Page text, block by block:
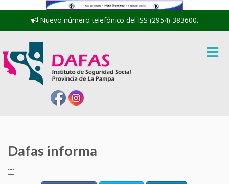
Nuevo número telefónico del ISS (2954) 383600.
Dafas informa